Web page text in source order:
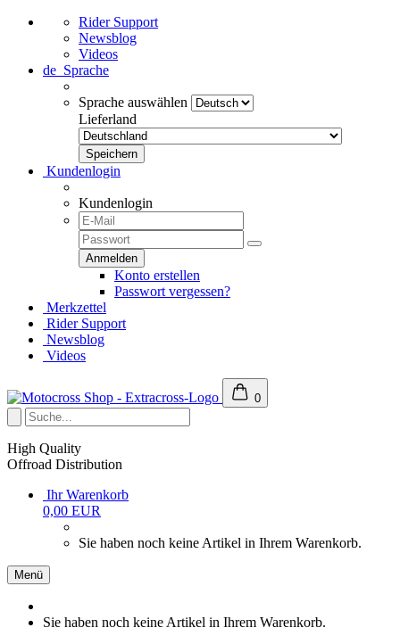
Rider Support
Newsblog
Videos
de Sprache
Sprache auswählen
Lieferland
Kundenlogin
Kundenlogin
Konto erstellen
Passwort vergessen?
Merkzettel
Rider Support
Newsblog
Videos
0
High Quality
Offroad Distribution
Ihr Warenkorb
0,00 EUR
Sie haben noch keine Artikel in Ihrem Warenkorb.
Menü
Sie haben noch keine Artikel in Ihrem Warenkorb.